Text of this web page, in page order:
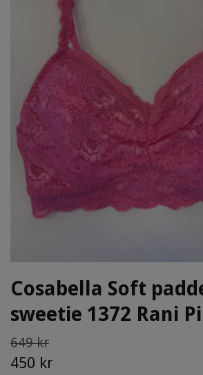
Cosabella Soft
sweetie 1372 Rani
649 kr
450 kr